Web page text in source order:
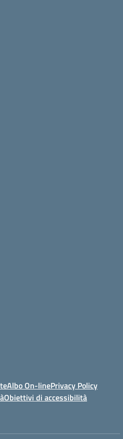
Albo On-linePrivacy Policy
Obiettivi di accessibilità